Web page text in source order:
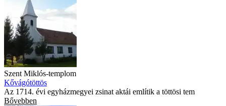
Szent Miklós-templom
Kővágótöttös
Az 1714. évi egyházmegyei zsinat aktái említik a töttösi tem
Bővebben